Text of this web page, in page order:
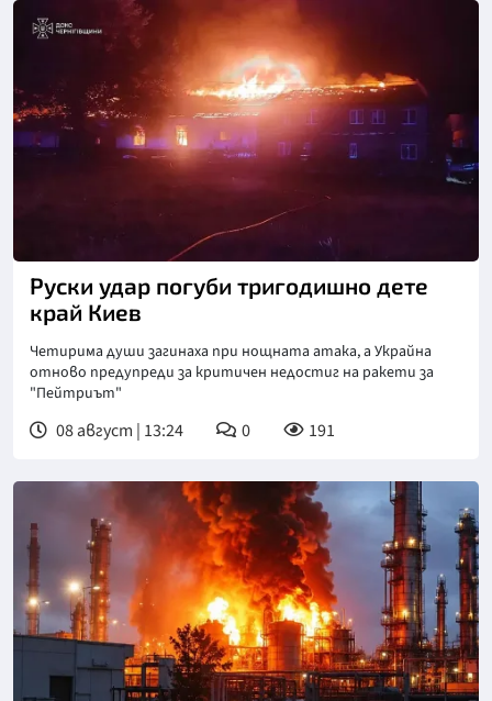
Руски удар погуби тригодишно дете
край Киев
Четирима души загинаха при нощната атака, а Украйна
отново предупреди за критичен недостиг на ракети за
"Пейтриът"
08 август | 13:24 0 191